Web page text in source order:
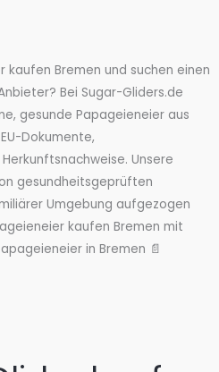
kaufen Bremen und suchen einen
Bei Sugar-Gliders.de
gesunde Papageieneier aus
Dokumente,
Unsere
gesundheitsgeprüften
Umgebung aufgezogen
kaufen Bremen mit
in Bremen 📄